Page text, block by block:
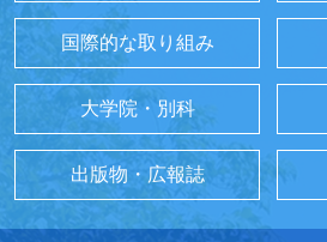
国際的な取り組み
大学院・別科
出版物・広報誌